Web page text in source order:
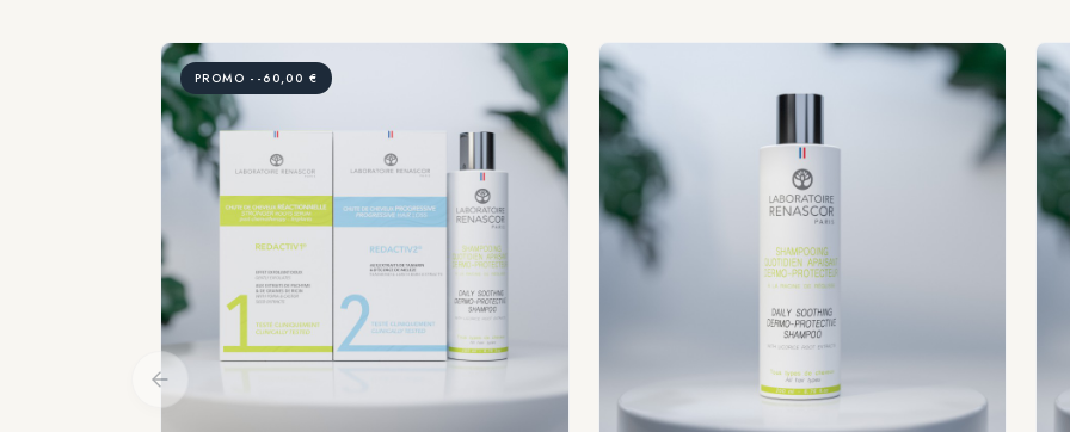
PROMO --60,00 €